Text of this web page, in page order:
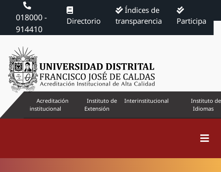
018000 -
914410
Directorio
Índices de
transparencia
Participa
Acreditación
institucional
Instituto de
Extensión
Interinstitucional
Instituto de
Idiomas